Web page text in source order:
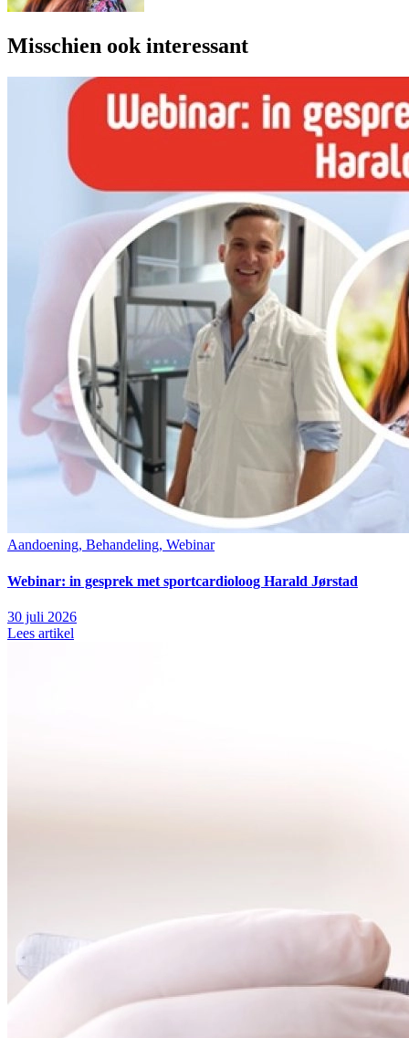
Misschien ook interessant
Aandoening, Behandeling, Webinar
Webinar: in gesprek met sportcardioloog Harald Jørstad
30 juli 2026
Lees artikel